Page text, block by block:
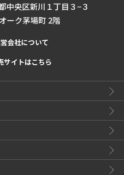
中央区新川１丁目３−３
ーク茅場町 2階
会社について
サイトはこちら